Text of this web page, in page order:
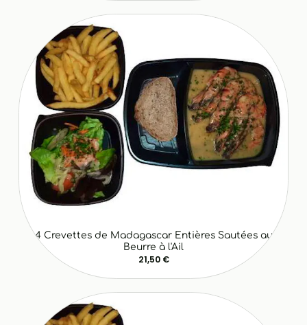
4 Crevettes de Madagascar Entières Sautées au
Beurre à l'Ail
21,50 €